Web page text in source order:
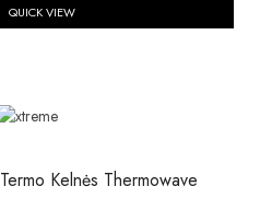
QUICK VIEW
Kelnės Thermowave